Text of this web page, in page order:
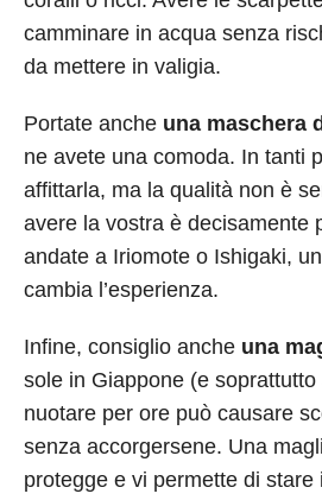
camminare in acqua senza
da mettere in valigia.
Portate anche una maschera
ne avete una comoda. In tanti
affittarla, ma la qualità non è
avere la vostra è decisamente
andate a Iriomote o Ishigaki,
cambia l’esperienza.
Infine, consiglio anche una
sole in Giappone (e
nuotare per ore può causare
senza accorgersene. Una
protegge e vi permette di stare